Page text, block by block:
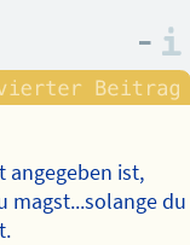
–
angegeben ist,
magst...solange du